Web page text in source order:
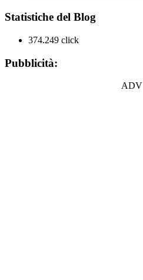
Statistiche del Blog
374.249 click
Pubblicità:
ADV